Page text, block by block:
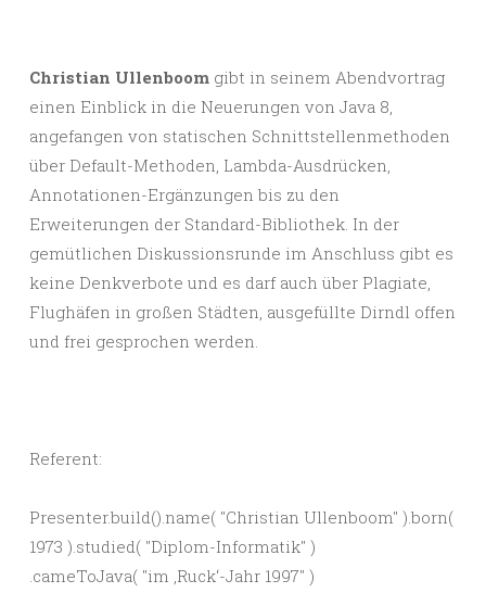
Christian Ullenboom gibt in seinem Abendvortrag
einen Einblick in die Neuerungen von Java 8,
angefangen von statischen Schnittstellenmethoden
über Default-Methoden, Lambda-Ausdrücken,
Annotationen-Ergänzungen bis zu den
Erweiterungen der Standard-Bibliothek. In der
gemütlichen Diskussionsrunde im Anschluss gibt es
keine Denkverbote und es darf auch über Plagiate,
Flughäfen in großen Städten, ausgefüllte Dirndl offen
und frei gesprochen werden.
Referent:
Presenter.build().name( "Christian Ullenboom" ).born(
1973 ).studied( "Diplom-Informatik" )
.cameToJava( "im ‚Ruck‘-Jahr 1997" )